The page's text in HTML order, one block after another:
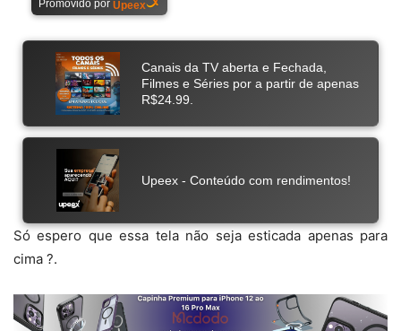
Só espero que essa tela não seja esticada apenas para
cima ?.